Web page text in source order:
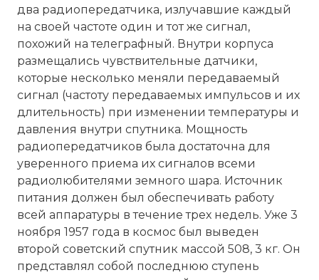
два радиопередатчика, излучавшие каждый
на своей частоте один и тот же сигнал,
похожий на телеграфный. Внутри корпуса
размещались чувствительные датчики,
которые несколько меняли передаваемый
сигнал (частоту передаваемых импульсов и их
длительность) при изменении температуры и
давления внутри спутника. Мощность
радиопередатчиков была достаточна для
уверенного приема их сигналов всеми
радиолюбителями земного шара. Источник
питания должен был обеспечивать работу
всей аппаратуры в течение трех недель. Уже 3
ноября 1957 года в космос был выведен
второй советский спутник массой 508, 3 кг. Он
представлял собой последнюю ступень